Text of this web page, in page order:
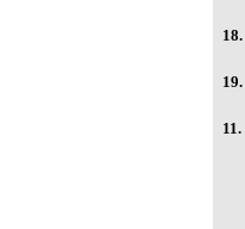
18.
19.
11.